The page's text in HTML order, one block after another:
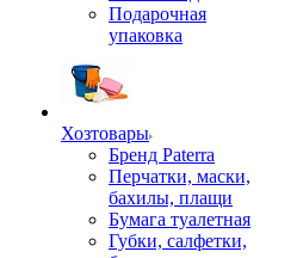
Подарочная
упаковка
Хозтовары
Бренд Paterra
Перчатки, маски,
бахилы, плащи
Бумага туалетная
Губки, салфетки,